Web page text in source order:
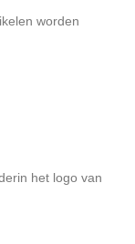
worden
het logo van